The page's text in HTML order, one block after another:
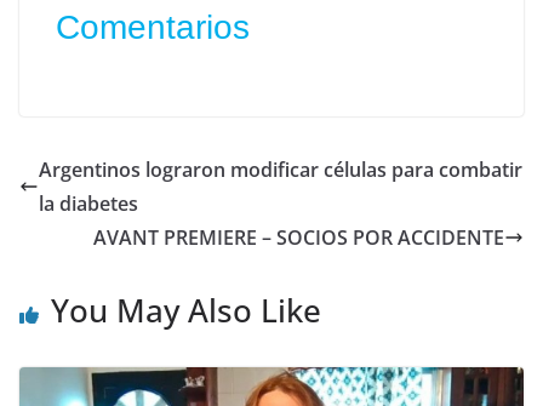
Comentarios
Argentinos lograron modificar células para combatir
la diabetes
AVANT PREMIERE – SOCIOS POR ACCIDENTE
You May Also Like